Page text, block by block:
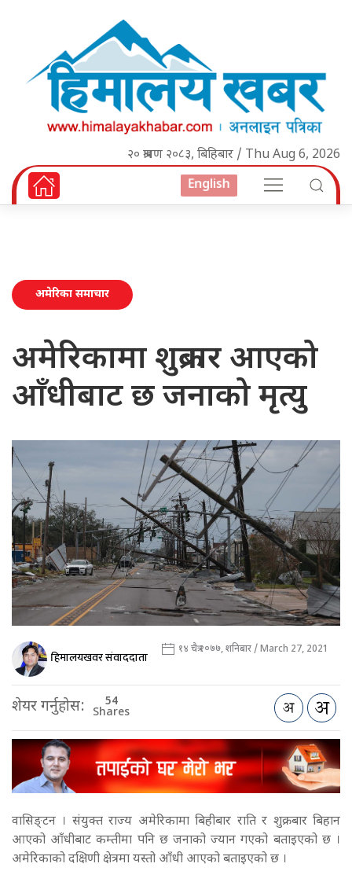
२० श्रावण २०८३, बिहिबार / Thu Aug 6, 2026
English
अमेरिका समाचार
अमेरिकामा शुक्रबार आएको
आँधीबाट छ जनाको मृत्यु
हिमालयखवर संवाददाता १४ चैत्र २०७७, शनिबार / March 27, 2021
शेयर गर्नुहोस: 54
Shares
वासिङ्टन । संयुक्त राज्य अमेरिकामा बिहीबार राति र शुक्रबार बिहान
आएको आँधीबाट कम्तीमा पनि छ जनाको ज्यान गएको बताइएको छ ।
अमेरिकाको दक्षिणी क्षेत्रमा यस्तो आँधी आएको बताइएको छ ।